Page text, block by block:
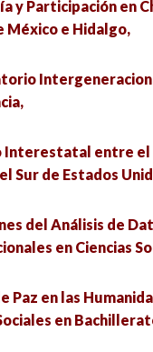
y Participación en
México e Hidalgo,
Interestatal entre el
Sur de Estados
del Análisis de
en Ciencias
Paz en las
en